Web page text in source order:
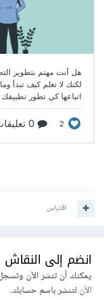
اقتباس
انضم إلى النقاش
يمكنك أن تنشر الآن
الآنلتنشر باسم حسابك.